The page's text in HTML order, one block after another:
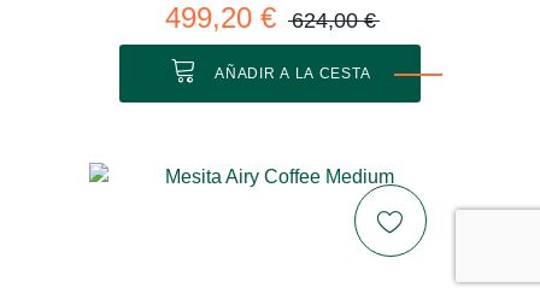
499,20 € 624,00 €
AÑADIR A LA CESTA